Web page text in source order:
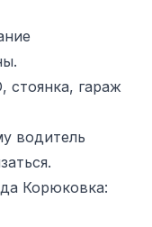
стоянка, гараж
водитель
Корюковка: